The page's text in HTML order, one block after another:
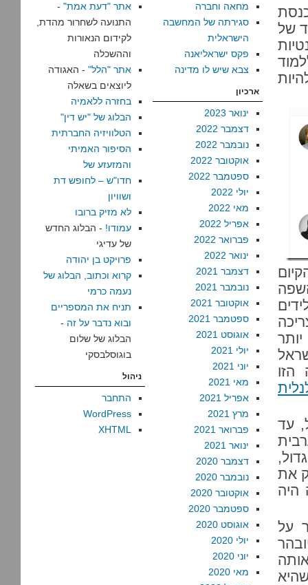
של
הזו
עד
את
היה
על
מחאה וחברה
סגירתה של המחשבה
הישראלית
פקס ישראליאנה
צבא שיש לו מדינה
ארכיון
ינואר 2023
דצמבר 2022
נובמבר 2022
אוקטובר 2022
ספטמבר 2022
יולי 2022
מאי 2022
אפריל 2022
פברואר 2022
ינואר 2022
דצמבר 2021
נובמבר 2021
אוקטובר 2021
ספטמבר 2021
אוגוסט 2021
יולי 2021
יוני 2021
מאי 2021
אפריל 2021
מרץ 2021
פברואר 2021
ינואר 2021
דצמבר 2020
נובמבר 2020
אוקטובר 2020
ספטמבר 2020
אוגוסט 2020
יולי 2020
יוני 2020
מאי 2020
אתר "דעת אמת" -
התנועה לשחרור מהדת,
לקידום הנאורות
וההשכלה
אתר "הלל" - האגודה
ליוצאים בשאלה
בחזרה ללאמיה
הבלוג של "יש דין"
הטלוויזיה החברתית
הסיפור האמיתי
והמזעזע של
חדו"ש – לחופש דת
ושוויון
לא מזיק ברובו
עמודו! - הבלוג החדש
של עדיגי
פרויקט בן יהודה
קרוא וכתוב, הבלוג של
נעמה כרמי
תניח את המספריים
ובוא נדבר על זה -
הבלוג של שלום
בוגוסלבסקי
ניהול
התחבר
WordPress
XHTML